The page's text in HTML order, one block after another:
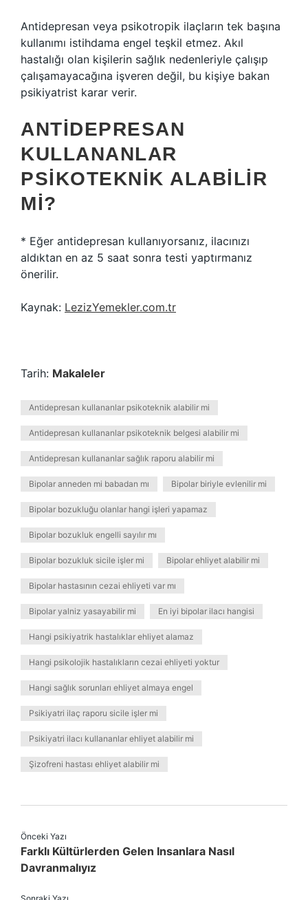
Antidepresan veya psikotropik ilaçların tek başına
kullanımı istihdama engel teşkil etmez. Akıl
hastalığı olan kişilerin sağlık nedenleriyle çalışıp
çalışamayacağına işveren değil, bu kişiye bakan
psikiyatrist karar verir.
ANTIDEPRESAN
KULLANANLAR
PSIKOTEKNIK ALABILIR
MI?
* Eğer antidepresan kullanıyorsanız, ilacınızı
aldıktan en az 5 saat sonra testi yaptırmanız
önerilir.
Kaynak: LezizYemekler.com.tr
Tarih: Makaleler
Antidepresan kullananlar psikoteknik alabilir mi
Antidepresan kullananlar psikoteknik belgesi alabilir mi
Antidepresan kullananlar sağlık raporu alabilir mi
Bipolar anneden mi babadan mı Bipolar biriyle evlenilir mi
Bipolar bozukluğu olanlar hangi işleri yapamaz
Bipolar bozukluk engelli sayılır mı
Bipolar bozukluk sicile işler mi Bipolar ehliyet alabilir mi
Bipolar hastasının cezai ehliyeti var mı
Bipolar yalniz yasayabilir mi En iyi bipolar ilacı hangisi
Hangi psikiyatrik hastalıklar ehliyet alamaz
Hangi psikolojik hastalıkların cezai ehliyeti yoktur
Hangi sağlık sorunları ehliyet almaya engel
Psikiyatri ilaç raporu sicile işler mi
Psikiyatri ilacı kullananlar ehliyet alabilir mi
Şizofreni hastası ehliyet alabilir mi
Önceki Yazı
Farklı Kültürlerden Gelen Insanlara Nasıl
Davranmalıyız